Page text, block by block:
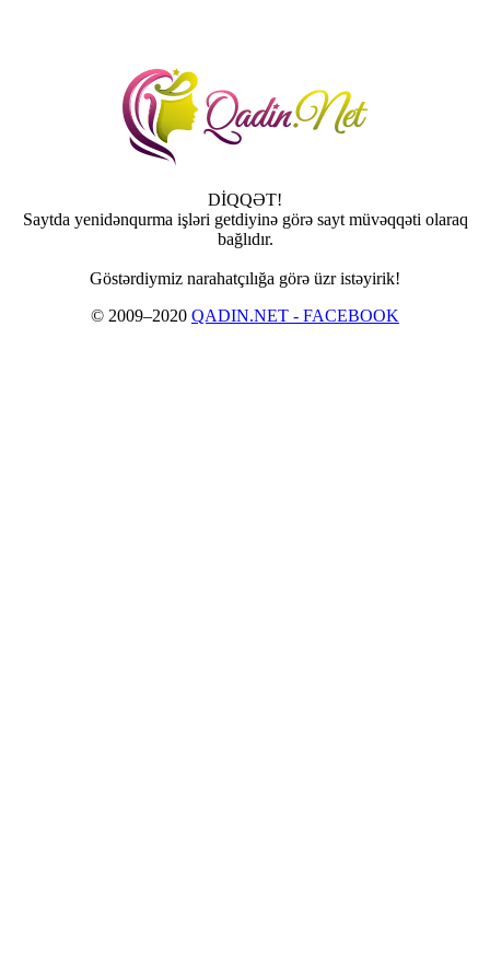
DİQQƏT!
Saytda yenidənqurma işləri getdiyinə görə sayt müvəqqəti olaraq
bağlıdır.
Göstərdiymiz narahatçılığa görə üzr istəyirik!
© 2009–2020 QADIN.NET - FACEBOOK